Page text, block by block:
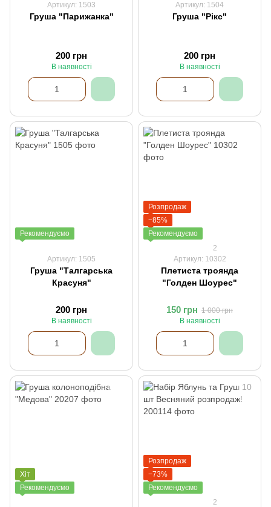
Артикул: 1503
Груша "Парижанка"
200 грн
В наявності
Артикул: 1504
Груша "Рікс"
200 грн
В наявності
Рекомендуємо
Артикул: 1505
Груша "Талгарська
Красуня"
200 грн
В наявності
Розпродаж
−85%
Рекомендуємо
2
Артикул: 10302
Плетиста троянда
"Голден Шоурес"
150 грн 1 000 грн
В наявності
Хіт
Рекомендуємо
Розпродаж
−73%
Рекомендуємо
2